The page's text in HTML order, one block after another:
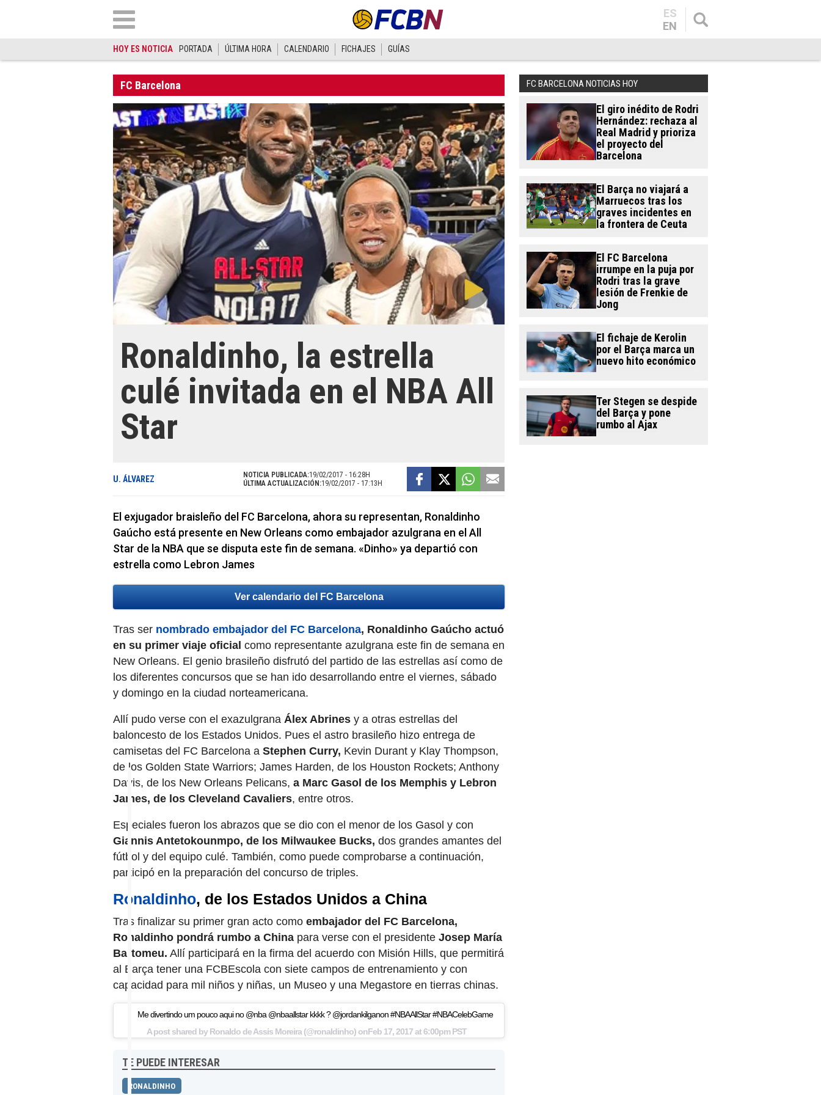
ES
EN
HOY ES NOTICIA PORTADA ÚLTIMA HORA CALENDARIO FICHAJES GUÍAS
FC Barcelona
Ronaldinho, la estrella
culé invitada en el NBA All
Star
U. ÁLVAREZ NOTICIA PUBLICADA:19/02/2017 - 16:28H
ÚLTIMA ACTUALIZACIÓN:19/02/2017 - 17:13H
El exjugador braisleño del FC Barcelona, ahora su representan, Ronaldinho
Gaúcho está presente en New Orleans como embajador azulgrana en el All
Star de la NBA que se disputa este fin de semana. «Dinho» ya departió con
estrella como Lebron James
Ver calendario del FC Barcelona
Tras ser nombrado embajador del FC Barcelona, Ronaldinho Gaúcho actuó
en su primer viaje oficial como representante azulgrana este fin de semana en
New Orleans. El genio brasileño disfrutó del partido de las estrellas así como de
los diferentes concursos que se han ido desarrollando entre el viernes, sábado
y domingo en la ciudad norteamericana.
Allí pudo verse con el exazulgrana Álex Abrines y a otras estrellas del
baloncesto de los Estados Unidos. Pues el astro brasileño hizo entrega de
camisetas del FC Barcelona a Stephen Curry, Kevin Durant y Klay Thompson,
de los Golden State Warriors; James Harden, de los Houston Rockets; Anthony
Davis, de los New Orleans Pelicans, a Marc Gasol de los Memphis y Lebron
James, de los Cleveland Cavaliers, entre otros.
Especiales fueron los abrazos que se dio con el menor de los Gasol y con
Giannis Antetokounmpo, de los Milwaukee Bucks, dos grandes amantes del
fútbol y del equipo culé. También, como puede comprobarse a continuación,
participó en la preparación del concurso de triples.
Ronaldinho, de los Estados Unidos a China
Tras finalizar su primer gran acto como embajador del FC Barcelona,
Ronaldinho pondrá rumbo a China para verse con el presidente Josep María
Bartomeu. Allí participará en la firma del acuerdo con Misión Hills, que permitirá
al Barça tener una FCBEscola con siete campos de entrenamiento y con
capacidad para mil niños y niñas, un Museo y una Megastore en tierras chinas.
Me divertindo um pouco aqui no @nba @nbaallstar kkkk ? @jordankilganon #NBAAllStar #NBACelebGame
A post shared by Ronaldo de Assis Moreira (@ronaldinho) onFeb 17, 2017 at 6:00pm PST
TE PUEDE INTERESAR
RONALDINHO
FC BARCELONA NOTICIAS HOY
El giro inédito de Rodri
Hernández: rechaza al
Real Madrid y prioriza
el proyecto del
Barcelona
El Barça no viajará a
Marruecos tras los
graves incidentes en
la frontera de Ceuta
El FC Barcelona
irrumpe en la puja por
Rodri tras la grave
lesión de Frenkie de
Jong
El fichaje de Kerolin
por el Barça marca un
nuevo hito económico
Ter Stegen se despide
del Barça y pone
rumbo al Ajax